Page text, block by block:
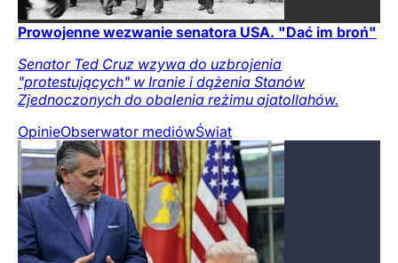
Prowojenne wezwanie senatora USA. "Dać im broń"
Senator Ted Cruz wzywa do uzbrojenia
"protestujących" w Iranie i dążenia Stanów
Zjednoczonych do obalenia reżimu ajatollahów.
OpinieObserwator mediówŚwiat